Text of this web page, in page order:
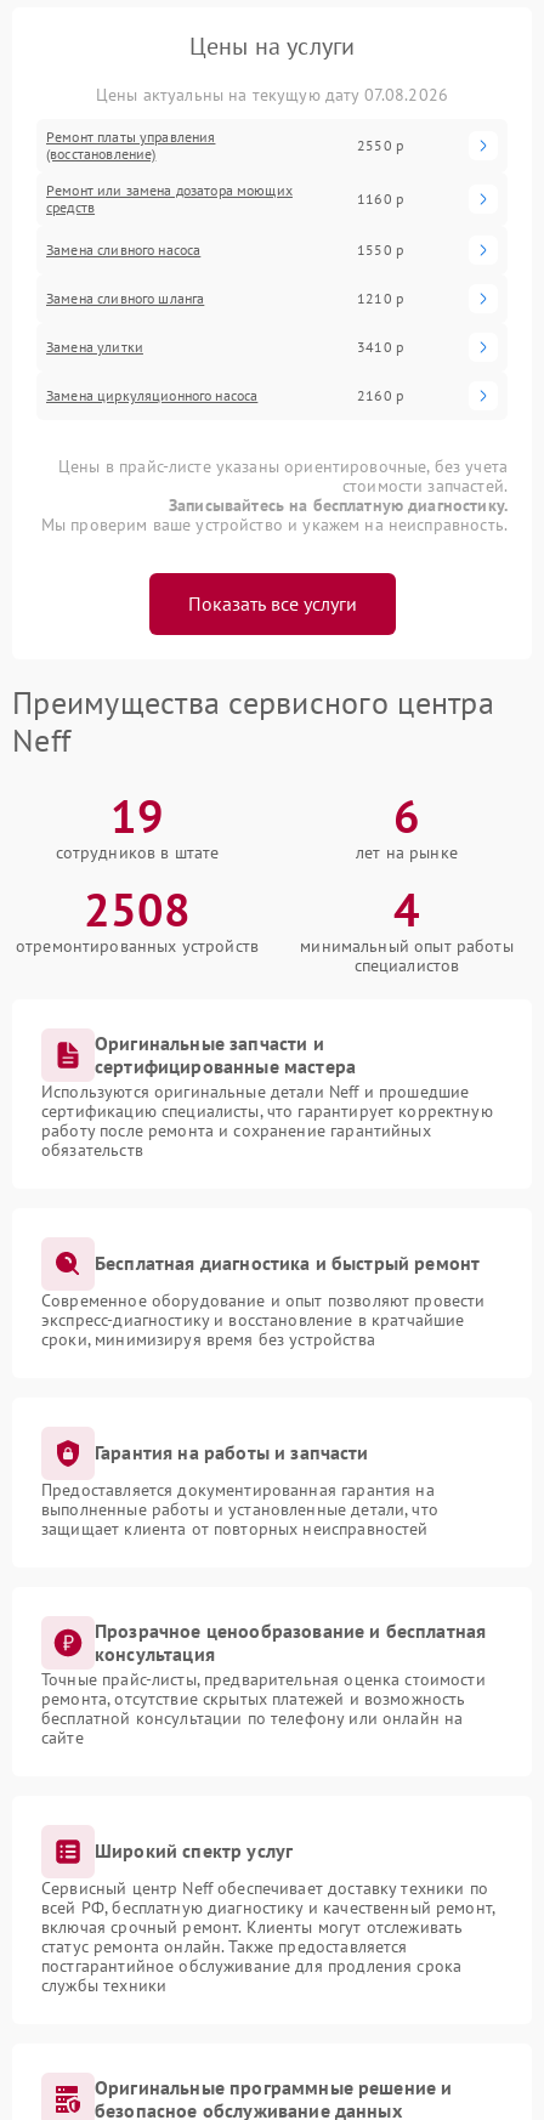
Цены на услуги
Цены актуальны на текущую дату 07.08.2026
Ремонт платы управления
(восстановление)
2550 р
Ремонт или замена дозатора моющих
средств
1160 р
Замена сливного насоса 1550 р
Замена сливного шланга 1210 р
Замена улитки 3410 р
Замена циркуляционного насоса 2160 р
Цены в прайс-листе указаны ориентировочные, без учета
стоимости запчастей.
Записывайтесь на бесплатную диагностику.
Мы проверим ваше устройство и укажем на неисправность.
Показать все услуги
Преимущества сервисного центра
Neff
19
сотрудников в штате
6
лет на рынке
2508
отремонтированных устройств
4
минимальный опыт работы
специалистов
Оригинальные запчасти и
сертифицированные мастера
Используются оригинальные детали Neff и прошедшие
сертификацию специалисты, что гарантирует корректную
работу после ремонта и сохранение гарантийных
обязательств
Бесплатная диагностика и быстрый ремонт
Современное оборудование и опыт позволяют провести
экспресс-диагностику и восстановление в кратчайшие
сроки, минимизируя время без устройства
Гарантия на работы и запчасти
Предоставляется документированная гарантия на
выполненные работы и установленные детали, что
защищает клиента от повторных неисправностей
Прозрачное ценообразование и бесплатная
консультация
Точные прайс-листы, предварительная оценка стоимости
ремонта, отсутствие скрытых платежей и возможность
бесплатной консультации по телефону или онлайн на
сайте
Широкий спектр услуг
Сервисный центр Neff обеспечивает доставку техники по
всей РФ, бесплатную диагностику и качественный ремонт,
включая срочный ремонт. Клиенты могут отслеживать
статус ремонта онлайн. Также предоставляется
постгарантийное обслуживание для продления срока
службы техники
Оригинальные программные решение и
безопасное обслуживание данных